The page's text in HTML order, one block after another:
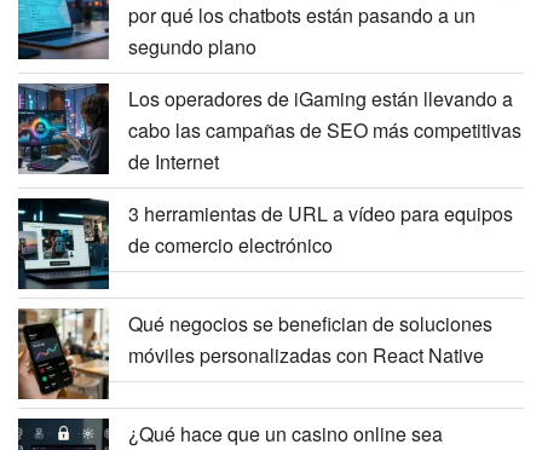
por qué los chatbots están pasando a un
segundo plano
Los operadores de iGaming están llevando a
cabo las campañas de SEO más competitivas
de Internet
3 herramientas de URL a vídeo para equipos
de comercio electrónico
Qué negocios se benefician de soluciones
móviles personalizadas con React Native
¿Qué hace que un casino online sea